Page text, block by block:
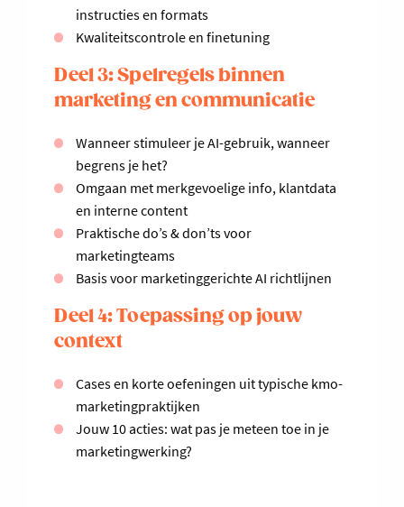
instructies en formats
Kwaliteitscontrole en finetuning
Deel 3: Spelregels binnen
marketing en communicatie
Wanneer stimuleer je AI-gebruik, wanneer
begrens je het?
Omgaan met merkgevoelige info, klantdata
en interne content
Praktische do’s & don’ts voor
marketingteams
Basis voor marketinggerichte AI richtlijnen
Deel 4: Toepassing op jouw
context
Cases en korte oefeningen uit typische kmo-
marketingpraktijken
Jouw 10 acties: wat pas je meteen toe in je
marketingwerking?